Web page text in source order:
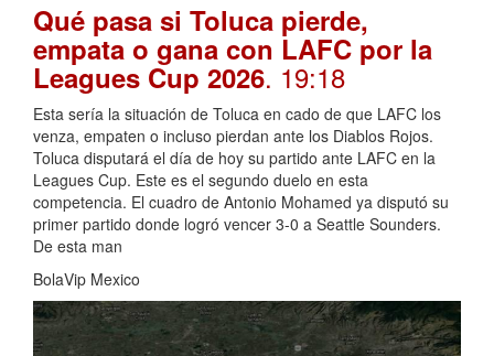
Qué pasa si Toluca pierde,
empata o gana con LAFC por la
Leagues Cup 2026. 19:18
Esta sería la situación de Toluca en cado de que LAFC los
venza, empaten o incluso pierdan ante los Diablos Rojos.
Toluca disputará el día de hoy su partido ante LAFC en la
Leagues Cup. Este es el segundo duelo en esta
competencia. El cuadro de Antonio Mohamed ya disputó su
primer partido donde logró vencer 3-0 a Seattle Sounders.
De esta man
BolaVip Mexico